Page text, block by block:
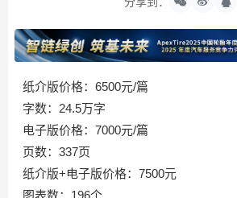
纸介版价格：6500元/篇
字数：24.5万字
电子版价格：7000元/篇
页数：337页
纸介版+电子版价格：7500元